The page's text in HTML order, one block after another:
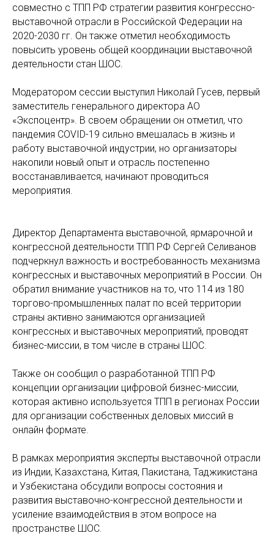
совместно с ТПП РФ стратегии развития конгрессно-
выставочной отрасли в Российской Федерации на
2020-2030 гг. Он также отметил необходимость
повысить уровень общей координации выставочной
деятельности стан ШОС.
Модератором сессии выступил Николай Гусев, первый
заместитель генерального директора АО
«Экспоцентр». В своем обращении он отметил, что
пандемия COVID-19 сильно вмешалась в жизнь и
работу выставочной индустрии, но организаторы
накопили новый опыт и отрасль постепенно
восстанавливается, начинают проводиться
мероприятия.
Директор Департамента выставочной, ярмарочной и
конгрессной деятельности ТПП РФ Сергей Селиванов
подчеркнул важность и востребованность механизма
конгрессных и выставочных мероприятий в России. Он
обратил внимание участников на то, что 114 из 180
торгово-промышленных палат по всей территории
страны активно занимаются организацией
конгрессных и выставочных мероприятий, проводят
бизнес-миссии, в том числе в страны ШОС.
Также он сообщил о разработанной ТПП РФ
концепции организации цифровой бизнес-миссии,
которая активно используется ТПП в регионах России
для организации собственных деловых миссий в
онлайн формате.
В рамках мероприятия эксперты выставочной отрасли
из Индии, Казахстана, Китая, Пакистана, Таджикистана
и Узбекистана обсудили вопросы состояния и
развития выставочно-конгрессной деятельности и
усиление взаимодействия в этом вопросе на
пространстве ШОС.